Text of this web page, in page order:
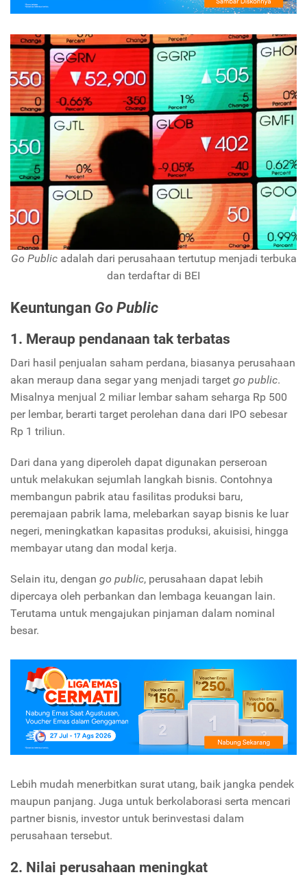
Go Publicadalah dari perusahaan tertutup menjadi terbuka
dan terdaftar di BEI
Keuntungan Go Public
1. Meraup pendanaan tak terbatas
Dari hasil penjualan saham perdana, biasanya perusahaan
akan meraup dana segar yang menjadi target go public.
Misalnya menjual 2 miliar lembar saham seharga Rp 500
per lembar, berarti target perolehan dana dari IPO sebesar
Rp 1 triliun.
Dari dana yang diperoleh dapat digunakan perseroan
untuk melakukan sejumlah langkah bisnis. Contohnya
membangun pabrik atau fasilitas produksi baru,
peremajaan pabrik lama, melebarkan sayap bisnis ke luar
negeri, meningkatkan kapasitas produksi, akuisisi, hingga
membayar utang dan modal kerja.
Selain itu, dengan go public, perusahaan dapat lebih
dipercaya oleh perbankan dan lembaga keuangan lain.
Terutama untuk mengajukan pinjaman dalam nominal
besar.
Lebih mudah menerbitkan surat utang, baik jangka pendek
maupun panjang. Juga untuk berkolaborasi serta mencari
partner bisnis, investor untuk berinvestasi dalam
perusahaan tersebut.
2. Nilai perusahaan meningkat